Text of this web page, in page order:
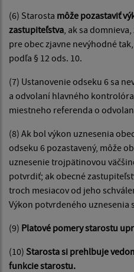
(6) Starosta môže pozastaviť
zastupiteľstva , ak sa
pre obec zjavne nevýhodné
podľa § 12 ods. 10.
(7) Ustanovenie odseku 6 sa
a odvolaní hlavného
miestneho referenda o
(8) Ak bol výkon uznesenia
odseku 6 pozastavený, môže
uznesenie trojpätinovou
potvrdiť; ak obecné
troch mesiacov od jeho
Výkon potvrdeného uznesenia
(9) Platové pomery starostu
(10) Starosta si prehlbuje
funkcie starostu.